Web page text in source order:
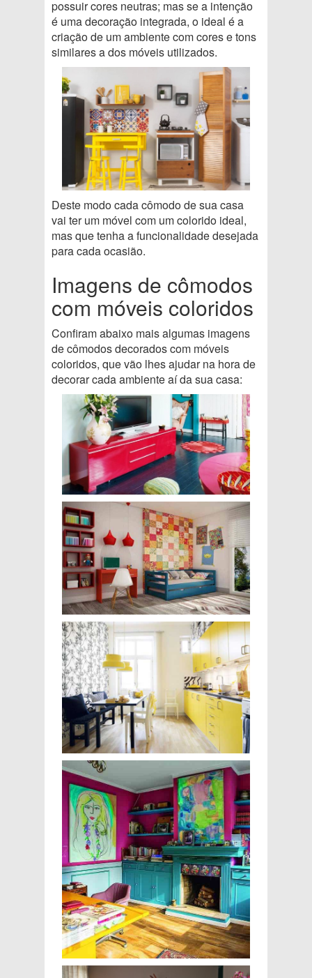
possuir cores neutras; mas se a intenção
é uma decoração integrada, o ideal é a
criação de um ambiente com cores e tons
similares a dos móveis utilizados.
Deste modo cada cômodo de sua casa
vai ter um móvel com um colorido ideal,
mas que tenha a funcionalidade desejada
para cada ocasião.
Imagens de cômodos
com móveis coloridos
Confiram abaixo mais algumas imagens
de cômodos decorados com móveis
coloridos, que vão lhes ajudar na hora de
decorar cada ambiente aí da sua casa: